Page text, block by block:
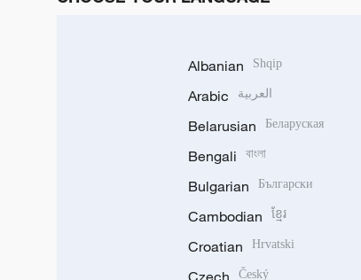
Albanian Shqip
Arabic العربية
Belarusian Беларуская
Bengali বাংলা
Bulgarian Български
Cambodian ខ្មែរ
Croatian Hrvatski
Czech Český